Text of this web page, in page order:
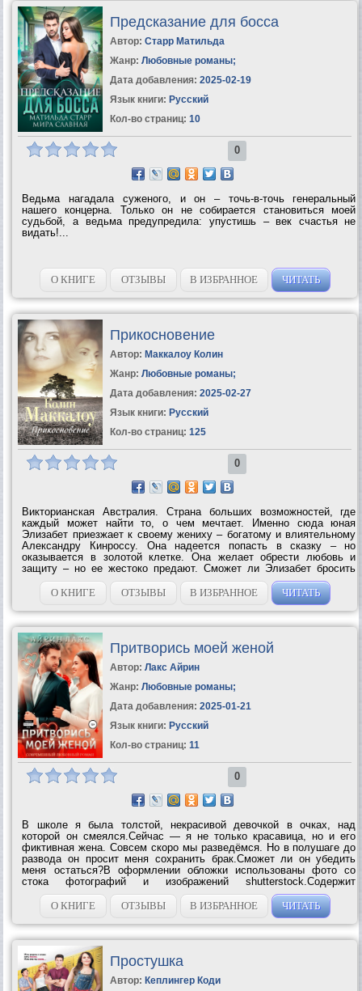
Предсказание для босса
Автор: Старр Матильда
Жанр: Любовные романы;
Дата добавления: 2025-02-19
Язык книги: Русский
Кол-во страниц: 10
0
Ведьма нагадала суженого, и он – точь-в-точь генеральный
нашего концерна. Только он не собирается становиться моей
судьбой, а ведьма предупредила: упустишь – век счастья не
видать!...
О КНИГЕ ОТЗЫВЫ В ИЗБРАННОЕ ЧИТАТЬ
Прикосновение
Автор: Маккалоу Колин
Жанр: Любовные романы;
Дата добавления: 2025-02-27
Язык книги: Русский
Кол-во страниц: 125
0
Викторианская Австралия. Страна больших возможностей, где
каждый может найти то, о чем мечтает. Именно сюда юная
Элизабет приезжает к своему жениху – богатому и влиятельному
Александру Кинроссу. Она надеется попасть в сказку – но
оказывается в золотой клетке. Она желает обрести любовь и
защиту – но ее жестоко предают. Сможет ли Элизабет бросить
вызов судьбе, традициям и даже близким, чтобы стать...
О КНИГЕ
ОТЗЫВЫ В ИЗБРАННОЕ ЧИТАТЬ
Притворись моей женой
Автор: Лакс Айрин
Жанр: Любовные романы;
Дата добавления: 2025-01-21
Язык книги: Русский
Кол-во страниц: 11
0
В школе я была толстой, некрасивой девочкой в очках, над
которой он смеялся.Сейчас — я не только красавица, но и его
фиктивная жена. Совсем скоро мы разведёмся. Но в полушаге до
развода он просит меня сохранить брак.Сможет ли он убедить
меня остаться?В оформлении обложки использованы фото со
стока фотографий и изображений shutterstock.Содержит
нецензурную брань....
О КНИГЕ
ОТЗЫВЫ В ИЗБРАННОЕ ЧИТАТЬ
Простушка
Автор: Кеплингер Коди